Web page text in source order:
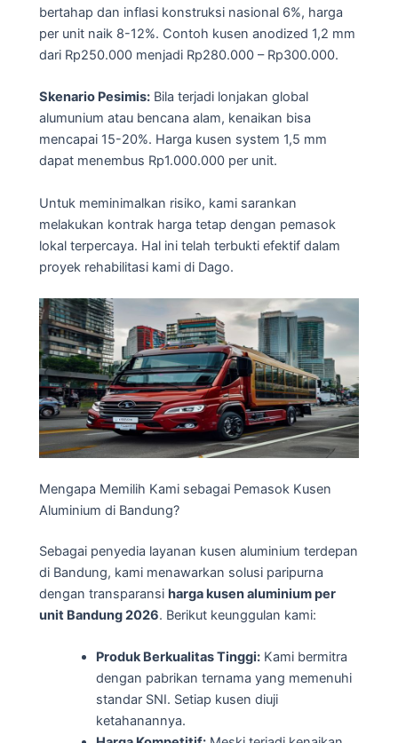
bertahap dan inflasi konstruksi nasional 6%, harga
per unit naik 8-12%. Contoh kusen anodized 1,2 mm
dari Rp250.000 menjadi Rp280.000 – Rp300.000.
Skenario Pesimis: Bila terjadi lonjakan global
alumunium atau bencana alam, kenaikan bisa
mencapai 15-20%. Harga kusen system 1,5 mm
dapat menembus Rp1.000.000 per unit.
Untuk meminimalkan risiko, kami sarankan
melakukan kontrak harga tetap dengan pemasok
lokal terpercaya. Hal ini telah terbukti efektif dalam
proyek rehabilitasi kami di Dago.
Mengapa Memilih Kami sebagai Pemasok Kusen
Aluminium di Bandung?
Sebagai penyedia layanan kusen aluminium terdepan
di Bandung, kami menawarkan solusi paripurna
dengan transparansi harga kusen aluminium per
unit Bandung 2026. Berikut keunggulan kami:
Produk Berkualitas Tinggi:Kami bermitra
dengan pabrikan ternama yang memenuhi
standar SNI. Setiap kusen diuji
ketahanannya.